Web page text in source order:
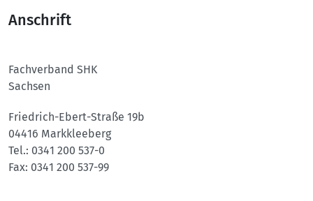
Anschrift
Fachverband SHK
Sachsen
Friedrich-Ebert-Straße 19b
04416 Markkleeberg
Tel.: 0341 200 537-0
Fax: 0341 200 537-99